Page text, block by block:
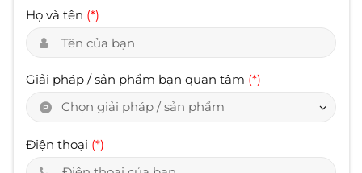
Họ và tên (*)
Giải pháp / sản phẩm bạn quan tâm (*)
Chọn giải pháp / sản phẩm
Điện thoại (*)